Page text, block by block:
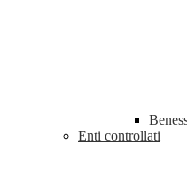
Enti controllati